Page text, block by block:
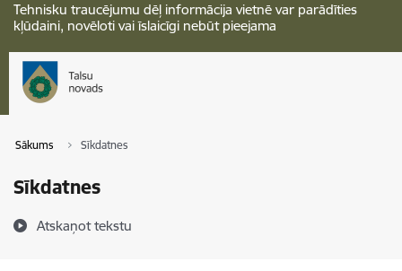
Tehnisku traucējumu dēļ informācija vietnē var parādīties
kļūdaini, novēloti vai īslaicīgi nebūt pieejama
Sākums Sīkdatnes
Sīkdatnes
Atskaņot tekstu